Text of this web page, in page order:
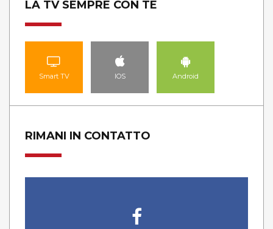
LA TV SEMPRE CON TE
Smart TV IOS Android
RIMANI IN CONTATTO